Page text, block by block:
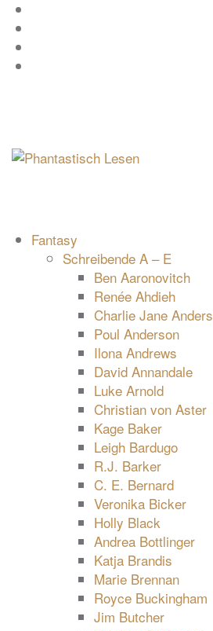
Zum
Inhalt
springen
Fantasy
Schreibende A – E
Ben Aaronovitch
Renée Ahdieh
Charlie Jane Anders
Poul Anderson
Ilona Andrews
David Annandale
Luke Arnold
Christian von Aster
Kage Baker
Leigh Bardugo
R.J. Barker
C. E. Bernard
Veronika Bicker
Holly Black
Andrea Bottlinger
Katja Brandis
Marie Brennan
Royce Buckingham
Jim Butcher